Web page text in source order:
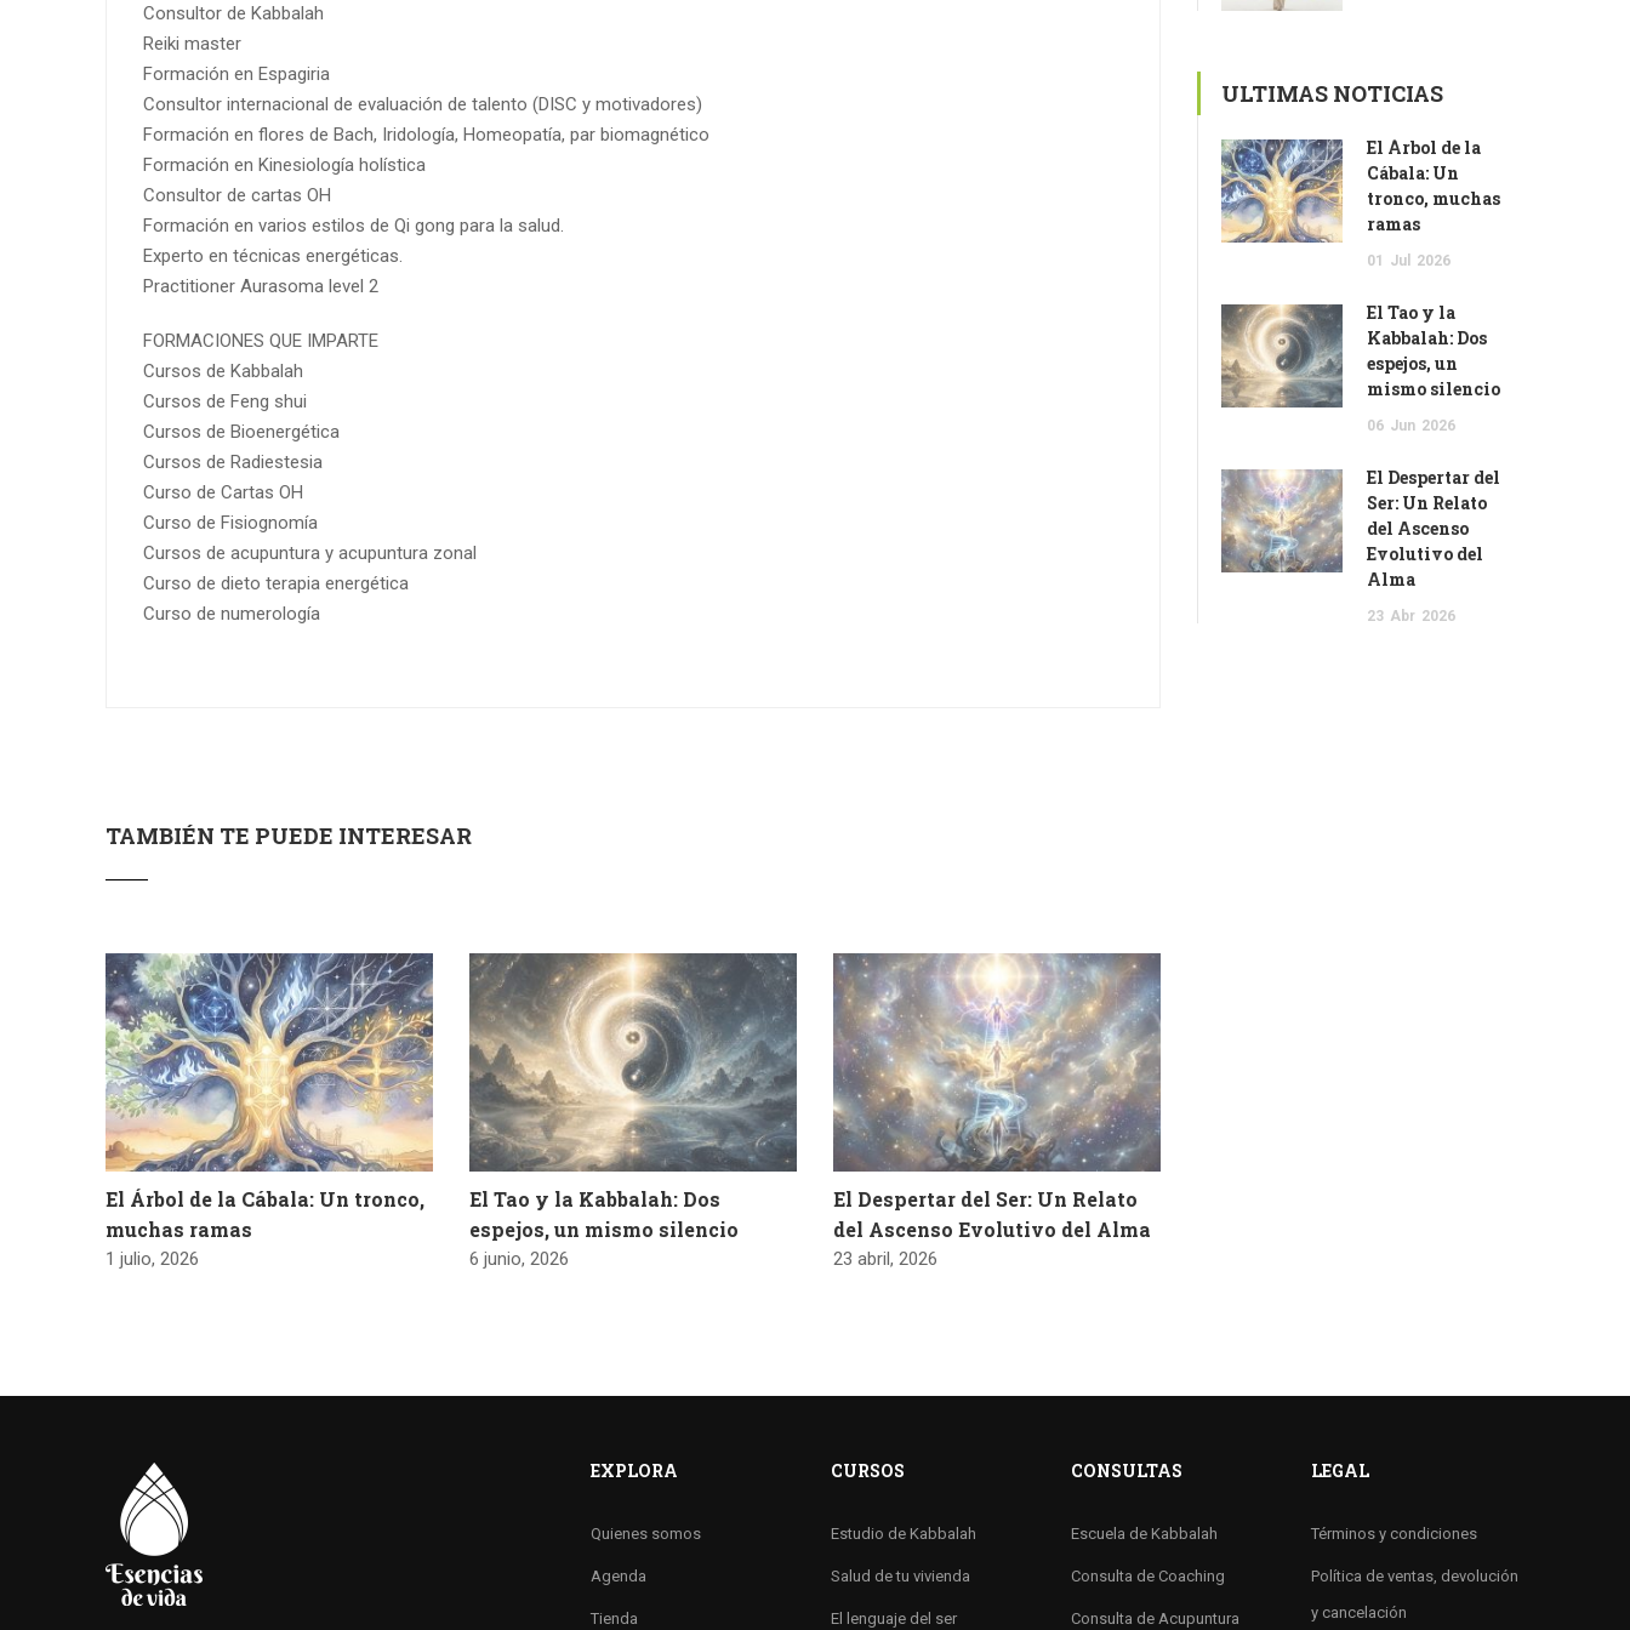
Consultor de Kabbalah
Reiki master
Formación en Espagiria
Consultor internacional de evaluación de talento (DISC y motivadores)
Formación en flores de Bach, Iridología, Homeopatía, par biomagnético
Formación en Kinesiología holística
Consultor de cartas OH
Formación en varios estilos de Qi gong para la salud.
Experto en técnicas energéticas.
Practitioner Aurasoma level 2
FORMACIONES QUE IMPARTE
Cursos de Kabbalah
Cursos de Feng shui
Cursos de Bioenergética
Cursos de Radiestesia
Curso de Cartas OH
Curso de Fisiognomía
Cursos de acupuntura y acupuntura zonal
Curso de dieto terapia energética
Curso de numerología
TAMBIÉN TE PUEDE INTERESAR
El Árbol de la Cábala: Un tronco,
muchas ramas
1 julio, 2026
El Tao y la Kabbalah: Dos
espejos, un mismo silencio
6 junio, 2026
El Despertar del Ser: Un Relato
del Ascenso Evolutivo del Alma
23 abril, 2026
ULTIMAS NOTICIAS
El Árbol de la
Cábala: Un
tronco, muchas
ramas
01 Jul 2026
El Tao y la
Kabbalah: Dos
espejos, un
mismo silencio
06 Jun 2026
El Despertar del
Ser: Un Relato
del Ascenso
Evolutivo del
Alma
23 Abr 2026
EXPLORA
Quienes somos
Agenda
Tienda
CURSOS
Estudio de Kabbalah
Salud de tu vivienda
El lenguaje del ser
CONSULTAS
Escuela de Kabbalah
Consulta de Coaching
Consulta de Acupuntura
LEGAL
Términos y condiciones
Política de ventas, devolución
y cancelación